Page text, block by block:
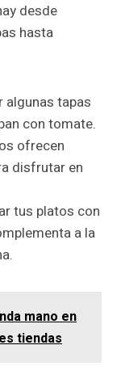
desde
hasta
algunas tapas
con tomate.
ofrecen
disfrutar en
tus platos con
a la
mano en
tiendas